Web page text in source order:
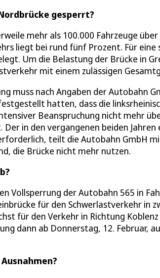
gesperrt?
mehr als 100.000 Fahrzeuge
liegt bei rund fünf Prozent. Für
Um die Belastung der Brücke in
mit einem zulässigen
muss nach Angaben der Autobahn
hatten, dass die
Beanspruchung nicht mehr
in den vergangenen beiden Jahren
teilt die Autobahn GmbH
die Brücke nicht mehr nutzen.
Vollsperrung der Autobahn 565 in
für den Schwerlastverkehr in
für den Verkehr in Richtung
dann ab Donnerstag, 12. Februar,